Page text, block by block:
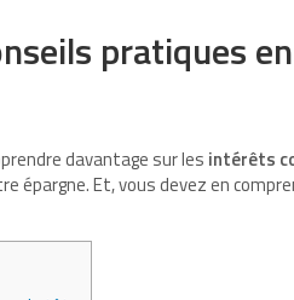
pratiques
davantage sur les intérêts
épargne. Et, vous devez en